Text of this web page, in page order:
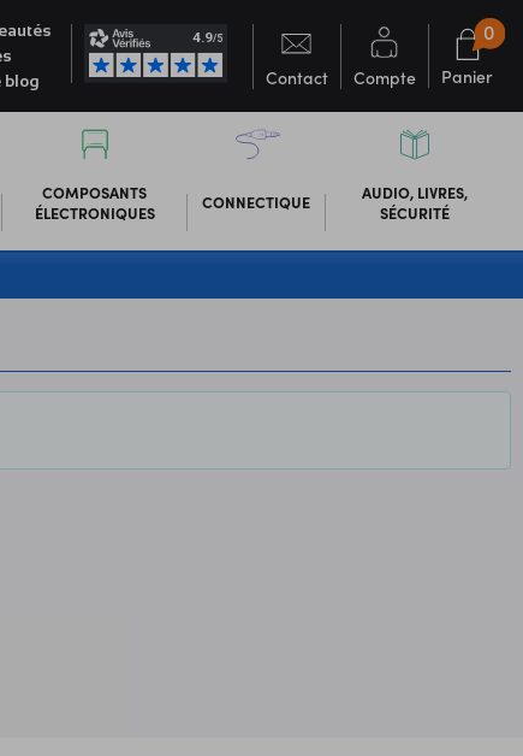
blog
Contact Compte Panier
0
COMPOSANTS
ÉLECTRONIQUES
CONNECTIQUE
AUDIO, LIVRES,
SÉCURITÉ